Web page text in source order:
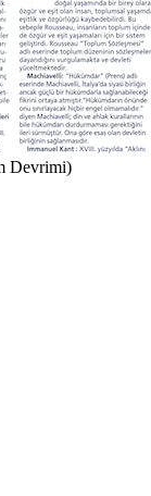
Devrimi)